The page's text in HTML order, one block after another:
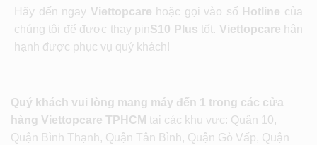
Hãy đến ngay Viettopcare hoặc gọi vào số Hotline của
chúng tôi để được thay pinS10 Plus tốt. Viettopcare hân
hạnh được phục vụ quý khách!
Quý khách vui lòng mang máy đến 1 trong các cửa
hàng Viettopcare TPHCM tại các khu vực: Quận 10,
Quận Bình Thạnh, Quận Tân Bình, Quận Gò Vấp, Quận